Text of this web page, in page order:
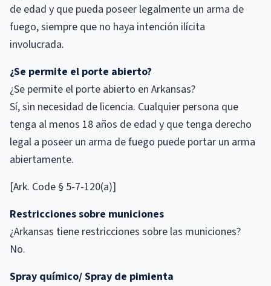
de edad y que pueda poseer legalmente un arma de
fuego, siempre que no haya intención ilícita
involucrada.
¿Se permite el porte abierto?
¿Se permite el porte abierto en Arkansas?
Sí, sin necesidad de licencia. Cualquier persona que
tenga al menos 18 años de edad y que tenga derecho
legal a poseer un arma de fuego puede portar un arma
abiertamente.
[Ark. Code § 5-7-120(a)]
Restricciones sobre municiones
¿Arkansas tiene restricciones sobre las municiones?
No.
Spray químico/ Spray de pimienta